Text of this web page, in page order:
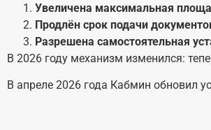
Увеличена максимальная
Продлён срок подачи
Разрешена самостоятельная
В 2026 году механизм изменился:
В апреле 2026 года Кабмин обновил